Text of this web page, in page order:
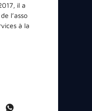
il a
l’asso
à la